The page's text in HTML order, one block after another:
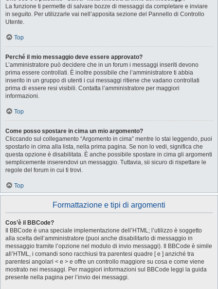
La funzione ti permette di salvare bozze di messaggi da completare e inviare
in seguito. Per utilizzarle vai nell’apposita sezione del Pannello di Controllo
Utente.
Top
Perché il mio messaggio deve essere approvato?
L’amministratore può decidere che in un forum i messaggi inseriti devono
prima essere controllati. È inoltre possibile che l’amministratore ti abbia
inserito in un gruppo di utenti i cui messaggi ritiene che vadano controllati
prima di essere resi visibili. Contatta l’amministratore per maggiori
informazioni.
Top
Come posso spostare in cima un mio argomento?
Cliccando sul collegamento “Argomento in cima” mentre lo stai leggendo, puoi
spostarlo in cima alla lista, nella prima pagina. Se non lo vedi, significa che
questa opzione è disabilitata. È anche possibile spostare in cima gli argomenti
semplicemente inserendovi un messaggio. Tuttavia, sii sicuro di rispettare le
regole del forum in cui ti trovi.
Top
Formattazione e tipi di argomenti
Cos’è il BBCode?
Il BBCode è una speciale implementazione dell’HTML; l’utilizzo è soggetto
alla scelta dell’amministratore (puoi anche disabilitarlo di messaggio in
messaggio tramite l’opzione nel modulo di invio messaggi). Il BBCode è simile
all’HTML, i comandi sono racchiusi tra parentesi quadre [ e ] anziché tra
parentesi angolari < e > e offre un controllo maggiore su cosa e come viene
mostrato nei messaggi. Per maggiori informazioni sul BBCode leggi la guida
presente nella pagina per l’invio dei messaggi.